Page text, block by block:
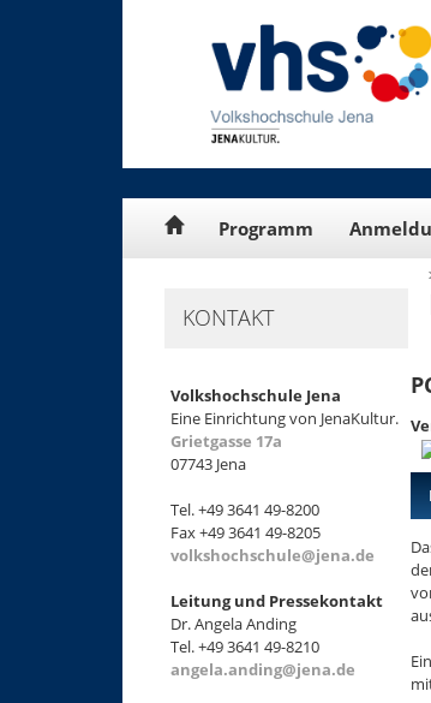
Programm
KONTAKT
Volkshochschule Jena
Eine Einrichtung von JenaKultur.
Grietgasse 17a
07743 Jena
Tel. +49 3641 49-8200
Fax +49 3641 49-8205
volkshochschule@jena.de
Leitung und Pressekontakt
Dr. Angela Anding
Tel. +49 3641 49-8210
angela.anding@jena.de